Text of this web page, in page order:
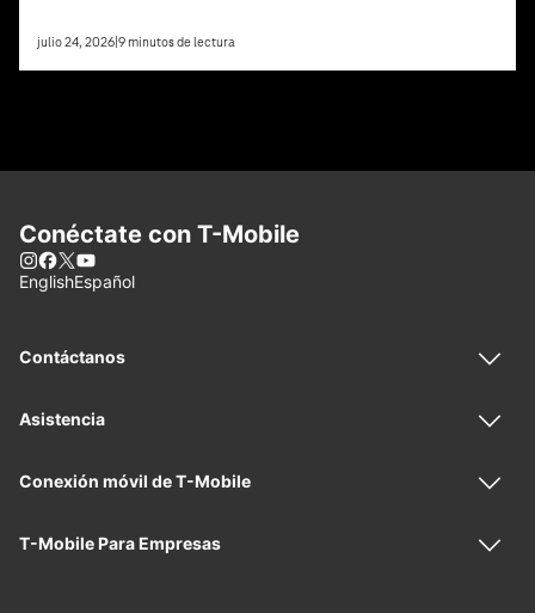
julio 24, 2026 9 minutos de lectura